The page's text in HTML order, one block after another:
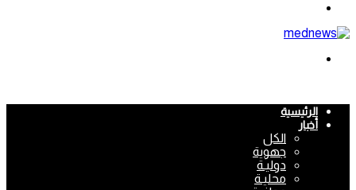
الرئيسية
أخبار
الكل
جهوية
دوليـة
محليـة